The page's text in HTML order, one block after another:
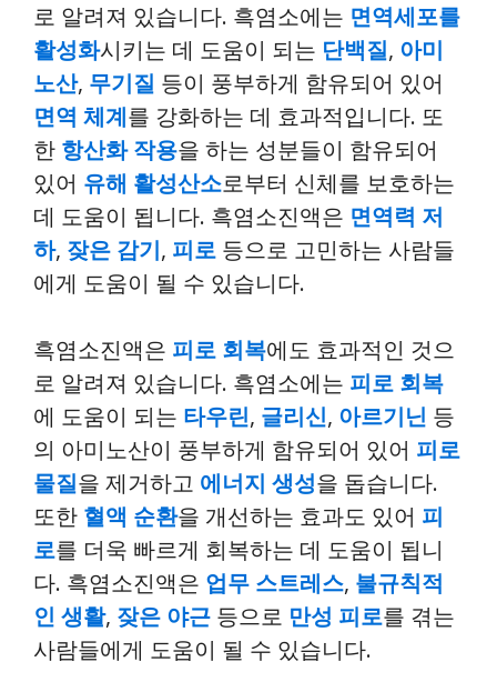
로 알려져 있습니다. 흑염소에는 면역세포를
활성화시키는 데 도움이 되는 단백질, 아미
노산, 무기질 등이 풍부하게 함유되어 있어
면역 체계를 강화하는 데 효과적입니다. 또
한 항산화 작용을 하는 성분들이 함유되어
있어 유해 활성산소로부터 신체를 보호하는
데 도움이 됩니다. 흑염소진액은 면역력 저
하, 잦은 감기, 피로 등으로 고민하는 사람들
에게 도움이 될 수 있습니다.
흑염소진액은 피로 회복에도 효과적인 것으
로 알려져 있습니다. 흑염소에는 피로 회복
에 도움이 되는 타우린, 글리신, 아르기닌 등
의 아미노산이 풍부하게 함유되어 있어 피로
물질을 제거하고 에너지 생성을 돕습니다.
또한 혈액 순환을 개선하는 효과도 있어 피
로를 더욱 빠르게 회복하는 데 도움이 됩니
다. 흑염소진액은 업무 스트레스, 불규칙적
인 생활, 잦은 야근 등으로 만성 피로를 겪는
사람들에게 도움이 될 수 있습니다.